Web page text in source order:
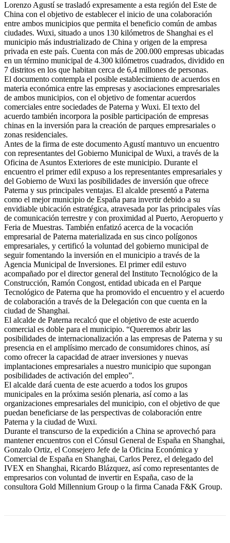
Lorenzo Agustí se trasladó expresamente a esta región del Este de
China con el objetivo de establecer el inicio de una colaboración
entre ambos municipios que permita el beneficio común de ambas
ciudades. Wuxi, situado a unos 130 kilómetros de Shanghai es el
municipio más industrializado de China y origen de la empresa
privada en este país. Cuenta con más de 200.000 empresas ubicadas
en un término municipal de 4.300 kilómetros cuadrados, dividido en
7 distritos en los que habitan cerca de 6,4 millones de personas.
El documento contempla el posible establecimiento de acuerdos en
materia económica entre las empresas y asociaciones empresariales
de ambos municipios, con el objetivo de fomentar acuerdos
comerciales entre sociedades de Paterna y Wuxi. El texto del
acuerdo también incorpora la posible participación de empresas
chinas en la inversión para la creación de parques empresariales o
zonas residenciales.
Antes de la firma de este documento Agustí mantuvo un encuentro
con representantes del Gobierno Municipal de Wuxi, a través de la
Oficina de Asuntos Exteriores de este municipio. Durante el
encuentro el primer edil expuso a los representantes empresariales y
del Gobierno de Wuxi las posibilidades de inversión que ofrece
Paterna y sus principales ventajas. El alcalde presentó a Paterna
como el mejor municipio de España para invertir debido a su
envidiable ubicación estratégica, atravesada por las principales vías
de comunicación terrestre y con proximidad al Puerto, Aeropuerto y
Feria de Muestras. También enfatizó acerca de la vocación
empresarial de Paterna materializada en sus cinco polígonos
empresariales, y certificó la voluntad del gobierno municipal de
seguir fomentando la inversión en el municipio a través de la
Agencia Municipal de Inversiones. El primer edil estuvo
acompañado por el director general del Instituto Tecnológico de la
Construcción, Ramón Congost, entidad ubicada en el Parque
Tecnológico de Paterna que ha promovido el encuentro y el acuerdo
de colaboración a través de la Delegación con que cuenta en la
ciudad de Shanghai.
El alcalde de Paterna recalcó que el objetivo de este acuerdo
comercial es doble para el municipio. “Queremos abrir las
posibilidades de internacionalización a las empresas de Paterna y su
presencia en el amplísimo mercado de consumidores chinos, así
como ofrecer la capacidad de atraer inversiones y nuevas
implantaciones empresariales a nuestro municipio que supongan
posibilidades de activación del empleo”.
El alcalde dará cuenta de este acuerdo a todos los grupos
municipales en la próxima sesión plenaria, así como a las
organizaciones empresariales del municipio, con el objetivo de que
puedan beneficiarse de las perspectivas de colaboración entre
Paterna y la ciudad de Wuxi.
Durante el transcurso de la expedición a China se aprovechó para
mantener encuentros con el Cónsul General de España en Shanghai,
Gonzalo Ortiz, el Consejero Jefe de la Oficina Económica y
Comercial de España en Shanghai, Carlos Perez, el delegado del
IVEX en Shanghai, Ricardo Blázquez, así como representantes de
empresarios con voluntad de invertir en España, caso de la
consultora Gold Millennium Group o la firma Canada F&K Group.